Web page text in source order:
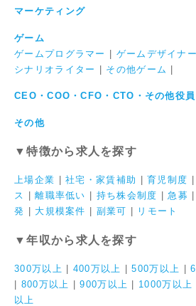
マーケティング
ゲーム
ゲームプログラマー | ゲームデザイナー
シナリオライター | その他ゲーム |
CEO・COO・CFO・CTO・その他役員
その他
▼特徴から求人を探す
上場企業 |社宅・家賃補助 |育児制度
ス
|離職率低い 持ち株会制度 |急募
発
大規模案件 副業可 リモート
▼年収から求人を探す
300万以上 400万以上 |500万以上 |
800万以上 |900万以上 1000万以上
以上